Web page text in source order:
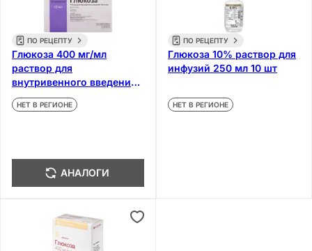
ПО РЕЦЕПТУ
Глюкоза 400 мг/мл
раствор для
внутривенного введения
10 мл 10 шт
НЕТ В РЕГИОНЕ
АНАЛОГИ
ПО РЕЦЕПТУ
Глюкоза 10% раствор для
инфузий 250 мл 10 шт
НЕТ В РЕГИОНЕ